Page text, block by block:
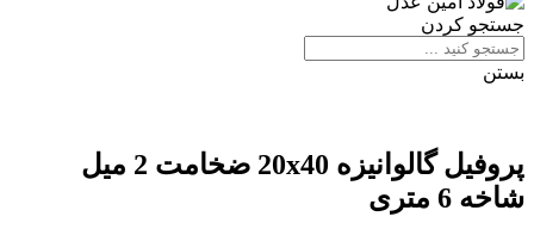
جستجو کردن
بستن
پروفیل گالوانیزه 20x40 ضخامت 2 میل
شاخه 6 متری